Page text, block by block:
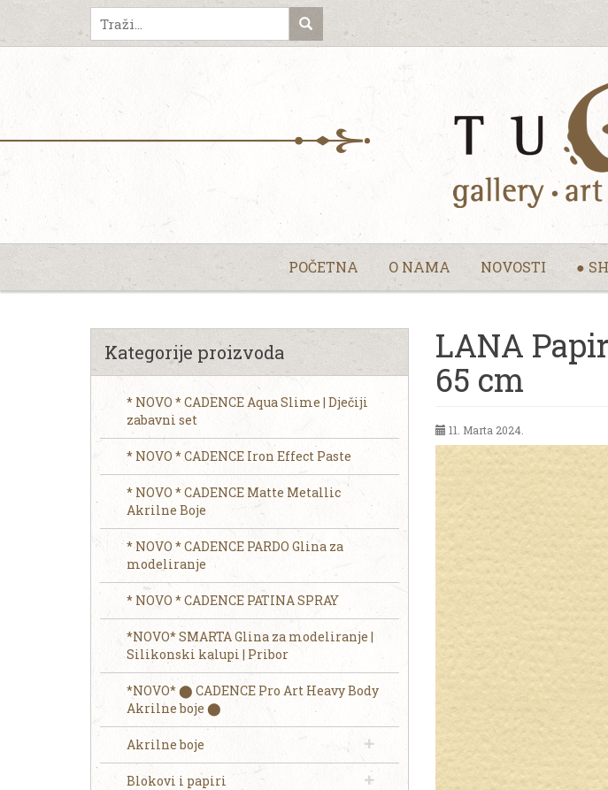
POČETNA O NAMA NOVOSTI ●
LANA
65 cm
11. Marta 2024.
Kategorije proizvoda
* NOVO * CADENCE Aqua Slime | Dječiji
zabavni set
* NOVO * CADENCE Iron Effect Paste
* NOVO * CADENCE Matte Metallic
Akrilne Boje
* NOVO * CADENCE PARDO Glina za
modeliranje
* NOVO * CADENCE PATINA SPRAY
*NOVO* SMARTA Glina za modeliranje |
Silikonski kalupi | Pribor
*NOVO* ⬤ CADENCE Pro Art Heavy Body
Akrilne boje ⬤
Akrilne boje
Blokovi i papiri